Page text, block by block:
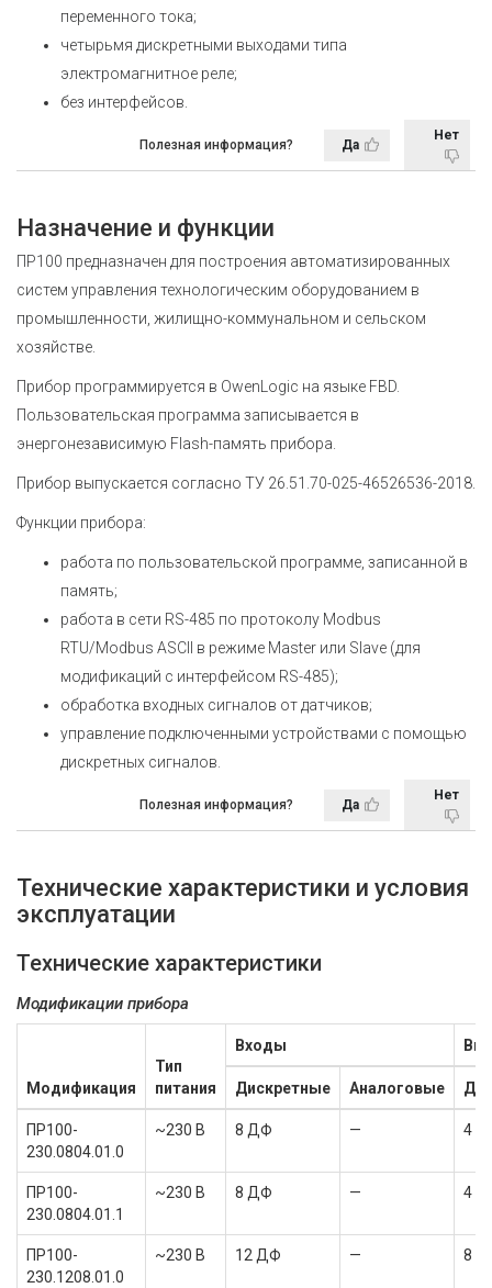
переменного тока;
четырьмя дискретными выходами типа
электромагнитное реле;
без интерфейсов.
Полезная информация? Да
Нет
Назначение и функции
ПР100 предназначен для построения автоматизированных
систем управления технологическим оборудованием в
промышленности, жилищно-коммунальном и сельском
хозяйстве.
Прибор программируется в OwenLogic на языке FBD.
Пользовательская программа записывается в
энергонезависимую Flash-память прибора.
Прибор выпускается согласно ТУ 26.51.70-025-46526536-2018.
Функции прибора:
работа по пользовательской программе, записанной в
память;
работа в сети RS-485 по протоколу Modbus
RTU/Modbus ASCII в режиме Master или Slave (для
модификаций с интерфейсом RS-485);
обработка входных сигналов от датчиков;
управление подключенными устройствами с помощью
дискретных сигналов.
Полезная информация? Да
Нет
Технические характеристики и условия
эксплуатации
Технические характеристики
Модификации прибора
Модификация
Тип
питания
Входы
Дискретные Аналоговые
ПР100-
230.0804.01.0
~230 В 8 ДФ — 4 Р
ПР100-
230.0804.01.1
~230 В 8 ДФ — 4 Р
ПР100-
230.1208.01.0
~230 В 12 ДФ — 8 Р